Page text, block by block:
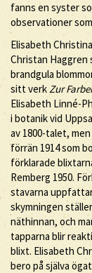
fanns en syster
observationer
Elisabeth
Christan Haggren
brandgula
sitt verkZur
Elisabeth Linné-
i botanik vid
av 1800-talet,
förrän 1914 som
förklarade
Remberg 1950.
stavarna
skymningen
näthinnan, och
tapparna blir
blixt. Elisabeth
bero på själva